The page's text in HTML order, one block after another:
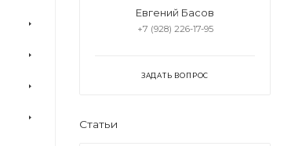
Евгений Басов
+7 (928) 226-17-95
ЗАДАТЬ ВОПРОС
Статьи